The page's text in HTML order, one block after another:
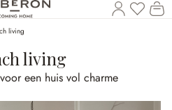
U
living
living
een huis vol charme